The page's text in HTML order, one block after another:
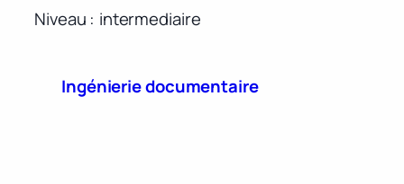
Niveau intermediaire
Ingénierie documentaire